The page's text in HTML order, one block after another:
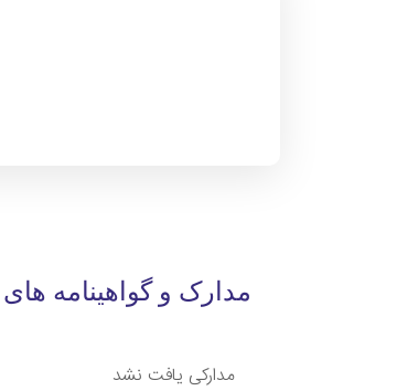
مدارک و گواهینامه
مدارکی یافت نشد